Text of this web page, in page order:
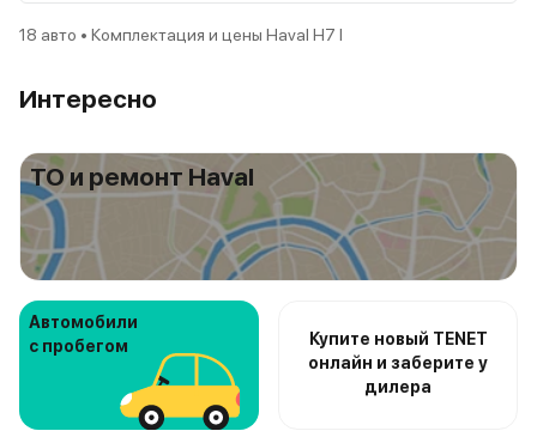
18 авто • Комплектация и цены Haval H7 I
Интересно
ТО и ремонт Haval
Автомобили
с пробегом
Купите новый TENET
онлайн и заберите у
дилера